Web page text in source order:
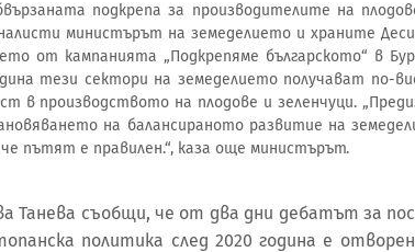
подкрепа за производителите на
министърът на земеделието и храните
от кампанията „Подкрепяме българското“ в
тези сектори на земеделието получават по-
в производството на плодове и зеленчуци.
на балансираното развитие на
че пътят е правилен.“, каза още министърът.
Танева съобщи, че от два дни дебатът за
политика след 2020 година е